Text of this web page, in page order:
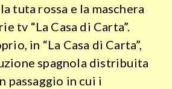
tuta rossa e la maschera
tv “La Casa di Carta”.
in “La Casa di Carta”,
spagnola distribuita
passaggio in cui i